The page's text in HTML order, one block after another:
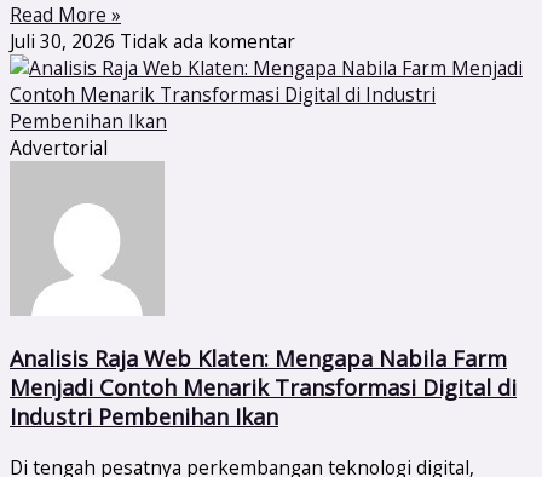
Read More »
Juli 30, 2026 Tidak ada komentar
Advertorial
Analisis Raja Web Klaten: Mengapa Nabila Farm
Menjadi Contoh Menarik Transformasi Digital di
Industri Pembenihan Ikan
Di tengah pesatnya perkembangan teknologi digital,